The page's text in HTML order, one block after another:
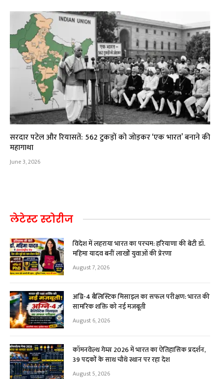
सरदार पटेल और रियासतें: 562 टुकड़ों को जोड़कर ‘एक भारत’ बनाने की
महागाथा
June 3, 2026
लेटेस्ट स्टोरीज
विदेश में लहराया भारत का परचम: हरियाणा की बेटी डॉ.
महिमा यादव बनीं लाखों युवाओं की प्रेरणा
August 7, 2026
अग्नि-4 बैलिस्टिक मिसाइल का सफल परीक्षण: भारत की
सामरिक शक्ति को नई मजबूती
August 6, 2026
कॉमनवेल्थ गेम्स 2026 में भारत का ऐतिहासिक प्रदर्शन,
39 पदकों के साथ चौथे स्थान पर रहा देश
August 5, 2026